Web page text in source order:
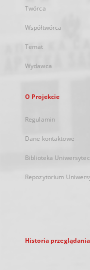
Twórca
Współtwórca
Temat
Wydawca
O Projekcie
Regulamin
Dane kontaktowe
Biblioteka
Repozytorium
Historia przeglądania